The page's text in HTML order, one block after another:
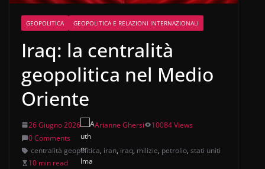
GEOPOLITICA GEOPOLITICA E RELAZIONI INTERNAZIONALI
Iraq: la centralità
geopolitica nel Medio
Oriente
26 Giugno 2026 Arianne Ghersi
10084 Views
0 Comments
centralità geopolitica, iran, iraq, milizie, petrolio, stati uniti
10 min read